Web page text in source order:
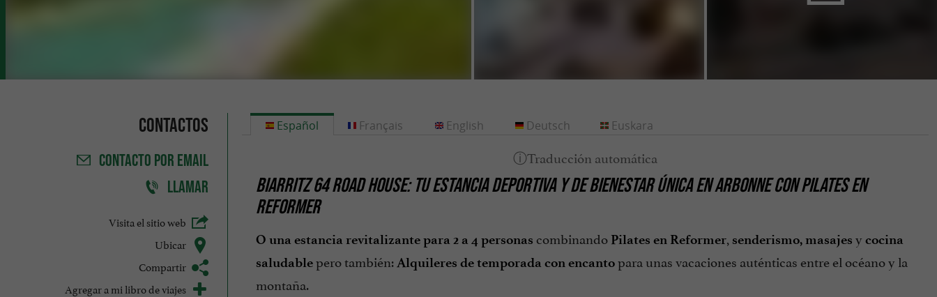
Contactos
CONTACTO POR EMAIL
LLAMAR
Visita el sitio web
Ubicar
Compartir
Agregar a mi libro de viajes
Español
BIARRITZ 64 ROAD HOUSE: TU ESTANCIA DEPORTIVA Y DE BIENESTAR ÚNICA EN ARBONNE CON PILATES EN
REFORMER
O una estancia revitalizantepara 2 a 4 personas combinando Pilates en Reformer, senderismo, masajes y cocina
saludablepero también:Alquileres de temporada con encantopara unas vacaciones auténticas entre el océano y la
montaña.
Français English Deutsch Euskara